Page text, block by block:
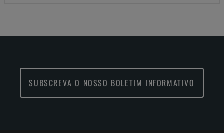
SUBSCREVA O NOSSO BOLETIM INFORMATIVO